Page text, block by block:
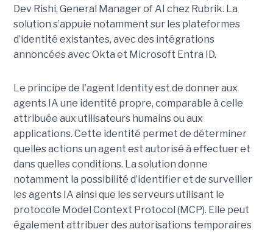
Dev Rishi, General Manager of AI chez Rubrik. La
solution s’appuie notamment sur les plateformes
d’identité existantes, avec des intégrations
annoncées avec Okta et Microsoft Entra ID.
Le principe de l'agent Identity est de donner aux
agents IA une identité propre, comparable à celle
attribuée aux utilisateurs humains ou aux
applications. Cette identité permet de déterminer
quelles actions un agent est autorisé à effectuer et
dans quelles conditions. La solution donne
notamment la possibilité d’identifier et de surveiller
les agents IA ainsi que les serveurs utilisant le
protocole Model Context Protocol (MCP). Elle peut
également attribuer des autorisations temporaires